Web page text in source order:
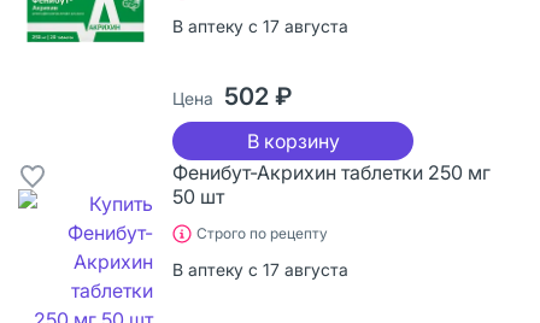
В аптеку с 17 августа
Цена 502 ₽
В корзину
Фенибут-Акрихин таблетки 250 мг
50 шт
Строго по рецепту
В аптеку с 17 августа